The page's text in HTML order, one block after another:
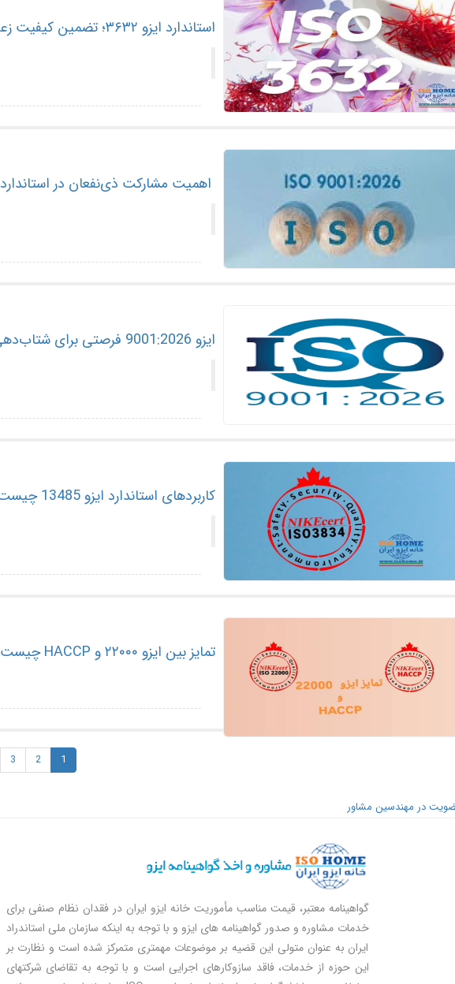
استاندارد ایزو ۳۶۳۲؛ تضمین کیفیت زعفران صادراتی ایران
اهمیت مشارکت ذی‌نفعان در استاندارد ISO 9001:2026 و تأثیر آن بر کیفیت سازمان
ایزو 9001:2026 فرصتی برای شتاب‌دهی رشد سازمان‌ها
کاربردهای استاندارد ایزو 13485 چیست ؟
تمایز بین ایزو ۲۲۰۰۰ و HACCP چیست و کدام یک برای ایمنی غذایی بهتر است؟
صفحه
جاری
1
Page
2
Page
3
در مهندسین مشاور
گواهینامه معتبر، قیمت مناسب مأموریت خانه ایزو ایران در فقدان نظام صنفی برای
خدمات مشاوره و صدور گواهینامه های ایزو و با توجه به اینکه سازمان ملی استاندراد
ایران به عنوان متولی این قضیه بر موضوعات مهمتری متمرکز شده است و نظارت بر
این حوزه از خدمات، فاقد سازوکارهای اجرایی است و با توجه به تقاضای شرکتهای